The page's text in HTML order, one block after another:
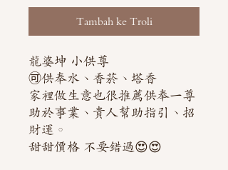
Tambah ke Troli
龍婆坤 小供尊
🉑️供奉水、香菸、塔香
家裡做生意也很推薦供奉一尊
助於事業、貴人幫助指引、招
財運。
甜甜價格 不要錯過😍😍